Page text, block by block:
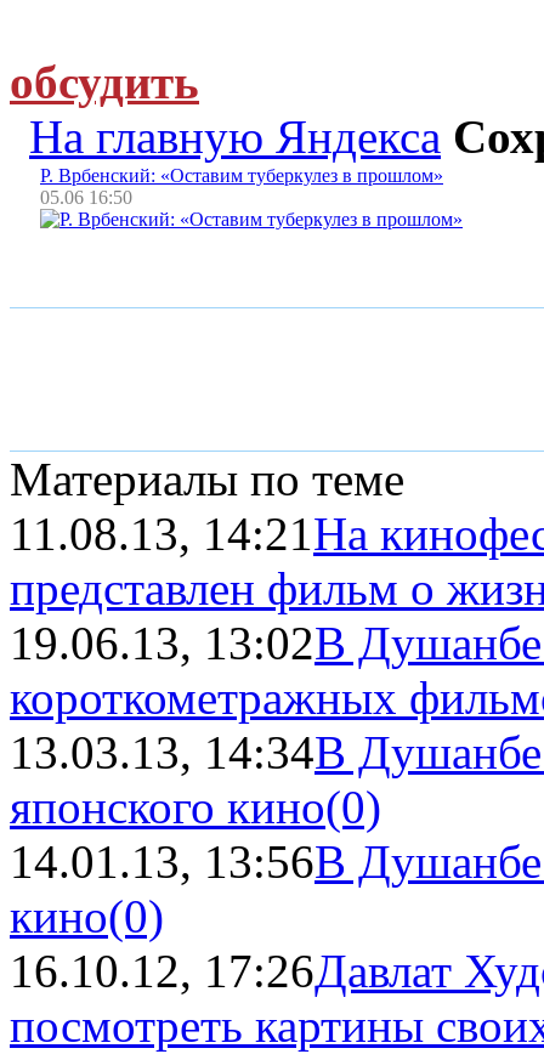
обсудить
На главную Яндекса
Р. Врбенский: «Оставим туберкулез в прошлом»
05.06 16:50
Материалы по теме
11.08.13, 14:21На
представлен фильм о
19.06.13, 13:02В Душанбе
короткометражных
13.03.13, 14:34В Душанбе
японского кино(0)
14.01.13, 13:56В Душанбе
кино(0)
16.10.12, 17:26Давлат
посмотреть картины